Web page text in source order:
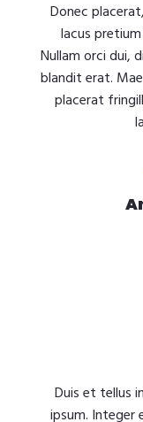
Donec
lacus
Nullam orci dui,
blandit erat.
placerat
Duis et tellus
ipsum. Integer